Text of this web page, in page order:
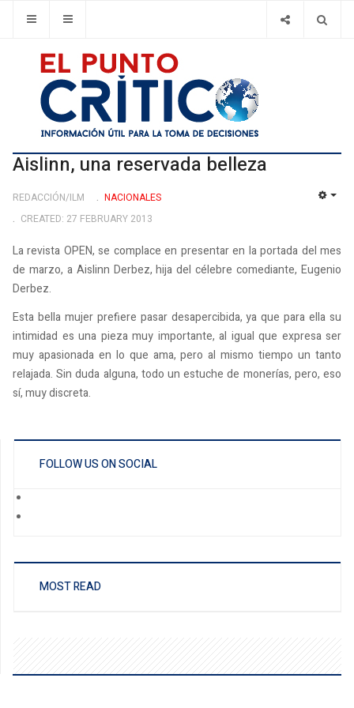
Aislinn, una reservada belleza
REDACCIÓN/ILM
NACIONALES
CREATED: 27 FEBRUARY 2013
La revista OPEN, se complace en presentar en la portada del mes
de marzo, a Aislinn Derbez, hija del célebre comediante, Eugenio
Derbez.
Esta bella mujer prefiere pasar desapercibida, ya que para ella su
intimidad es una pieza muy importante, al igual que expresa ser
muy apasionada en lo que ama, pero al mismo tiempo un tanto
relajada. Sin duda alguna, todo un estuche de monerías, pero, eso
sí, muy discreta.
FOLLOW US ON SOCIAL
MOST READ